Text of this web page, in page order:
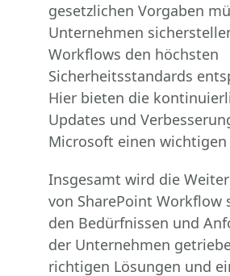
gesetzlichen Vorgaben
Unternehmen
Workflows den höchsten
Sicherheitsstandards
Hier bieten die
Updates und
Microsoft einen
Insgesamt wird die
von SharePoint Workflow
den Bedürfnissen und
der Unternehmen
richtigen Lösungen und